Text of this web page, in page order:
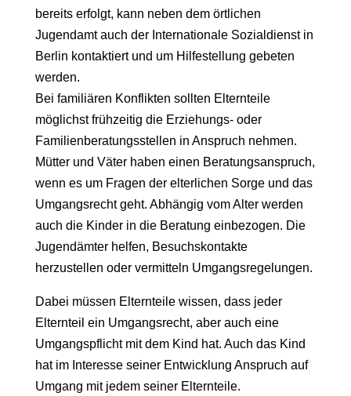
bereits erfolgt, kann neben dem örtlichen
Jugendamt auch der Internationale Sozialdienst in
Berlin kontaktiert und um Hilfestellung gebeten
werden.
Bei familiären Konflikten sollten Elternteile
möglichst frühzeitig die Erziehungs- oder
Familienberatungsstellen in Anspruch nehmen.
Mütter und Väter haben einen Beratungsanspruch,
wenn es um Fragen der elterlichen Sorge und das
Umgangsrecht geht. Abhängig vom Alter werden
auch die Kinder in die Beratung einbezogen. Die
Jugendämter helfen, Besuchskontakte
herzustellen oder vermitteln Umgangsregelungen.
Dabei müssen Elternteile wissen, dass jeder
Elternteil ein Umgangsrecht, aber auch eine
Umgangspflicht mit dem Kind hat. Auch das Kind
hat im Interesse seiner Entwicklung Anspruch auf
Umgang mit jedem seiner Elternteile.